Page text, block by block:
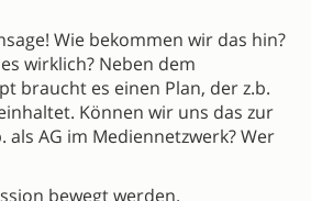
Wie bekommen wir das hin?
wirklich? Neben dem
braucht es einen Plan, der z.b.
Können wir uns das zur
als AG im Mediennetzwerk? Wer
bewegt werden.